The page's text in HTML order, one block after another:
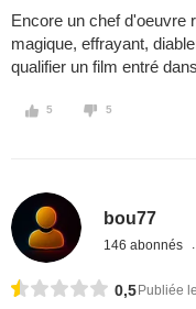
Encore un chef d'oeuvre
magique, effrayant,
qualifier un film entré
5 5
bou77
146 abonnés
0,5 Publiée